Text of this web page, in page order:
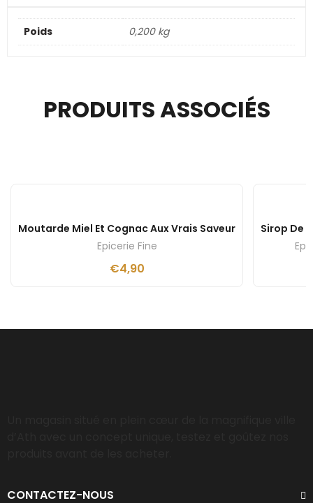
Poids 0,200 kg
PRODUITS ASSOCIÉS
Moutarde Miel Et Cognac Aux Vrais Saveur
Epicerie Fine
€4,90
Sirop De
CONTACTEZ-NOUS